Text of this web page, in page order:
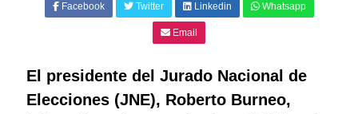
Facebook Twitter Linkedin Whatsapp
Email
El presidente del Jurado Nacional de
Elecciones (JNE), Roberto Burneo,